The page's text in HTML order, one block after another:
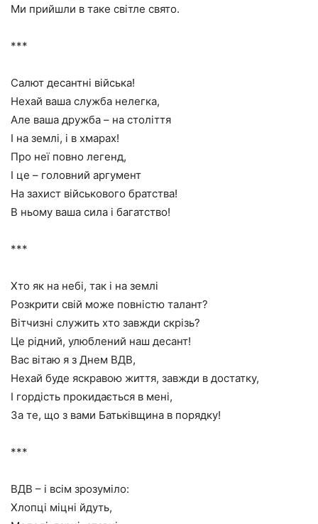
Ми прийшли в таке світле свято.
***
Салют десантні війська!
Нехай ваша служба нелегка,
Але ваша дружба – на століття
І на землі, і в хмарах!
Про неї повно легенд,
І це – головний аргумент
На захист військового братства!
В ньому ваша сила і багатство!
***
Хто як на небі, так і на землі
Розкрити свій може повністю талант?
Вітчизні служить хто завжди скрізь?
Це рідний, улюблений наш десант!
Вас вітаю я з Днем ВДВ,
Нехай буде яскравою життя, завжди в достатку,
І гордість прокидається в мені,
За те, що з вами Батьківщина в порядку!
***
ВДВ – і всім зрозуміло:
Хлопці міцні йдуть,